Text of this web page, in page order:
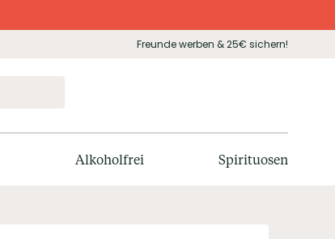
Freunde werben & 25€ sichern!
Alkoholfrei Spirituosen